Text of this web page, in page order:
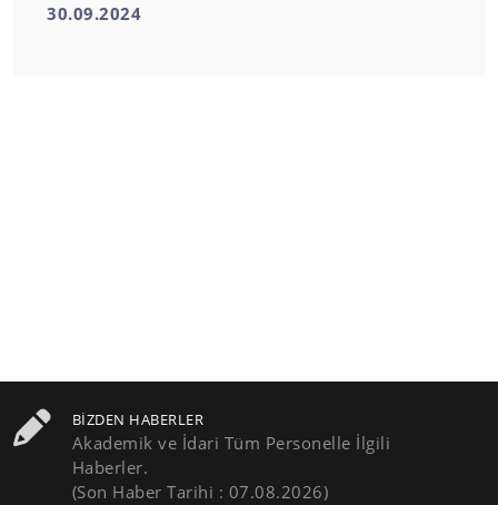
30.09.2024
BIZDEN HABERLER
Akademik ve İdari Tüm Personelle İlgili
Haberler.
(Son Haber Tarihi : 07.08.2026)